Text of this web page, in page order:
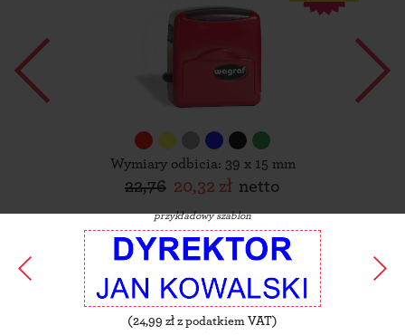
Wymiary odbicia: 39 x 15 mm
22,76 20,32 zł netto
przykładowy szablon
(24,99 zł z podatkiem VAT)